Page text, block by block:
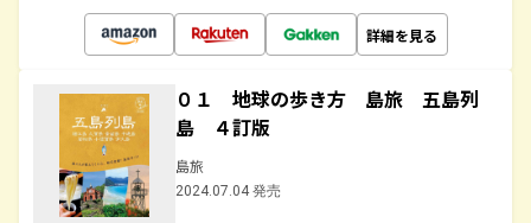
詳細を見る
０１ 地球の歩き方 島旅 五島列
島 ４訂版
島旅
2024.07.04 発売